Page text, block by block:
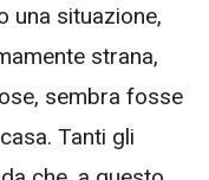
una situazione,
strana,
sembra fosse
Tanti gli